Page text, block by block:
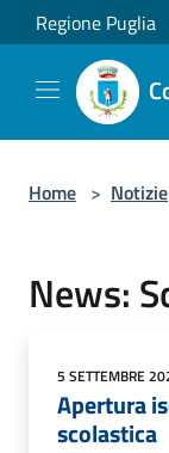
Salta al contenuto
Regione Puglia
Home > Notizie
News:
5 SETTEMBRE
Apertura
scolastica